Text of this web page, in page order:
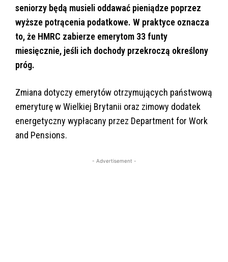
seniorzy będą musieli oddawać pieniądze poprzez
wyższe potrącenia podatkowe. W praktyce oznacza
to, że HMRC zabierze emerytom 33 funty
miesięcznie, jeśli ich dochody przekroczą określony
próg.
Zmiana dotyczy emerytów otrzymujących państwową
emeryturę w Wielkiej Brytanii oraz zimowy dodatek
energetyczny wypłacany przez Department for Work
and Pensions.
- Advertisement -